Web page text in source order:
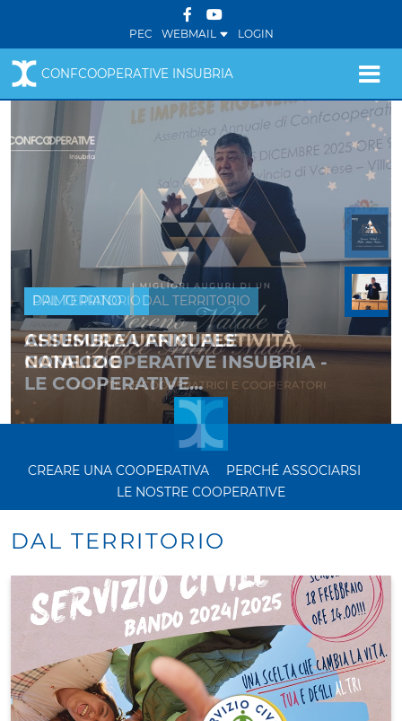
PEC WEBMAIL LOGIN
CONFCOOPERATIVE INSUBRIA
PRIMO PIANO DAL TERRITORIO
ASSEMBLEA ANNUALE
CONFCOOPERATIVE INSUBRIA -
LE COOPERATIVE...
CREARE UNA COOPERATIVA
PERCHÉ ASSOCIARSI
LE NOSTRE COOPERATIVE
DAL TERRITORIO